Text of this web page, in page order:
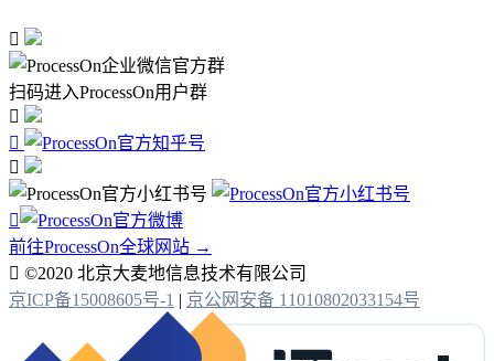

扫码进入ProcessOn用户群




前往ProcessOn全球网站 →
 ©2020 北京大麦地信息技术有限公司
京ICP备15008605号-1 | 京公网安备 11010802033154号